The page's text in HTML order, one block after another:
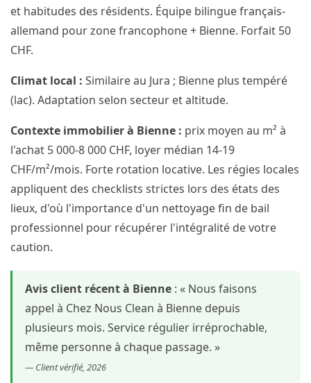
et habitudes des résidents. Équipe bilingue français-
allemand pour zone francophone + Bienne. Forfait 50
CHF.
Climat local : Similaire au Jura ; Bienne plus tempéré
(lac). Adaptation selon secteur et altitude.
Contexte immobilier à Bienne : prix moyen au m² à
l'achat 5 000-8 000 CHF, loyer médian 14-19
CHF/m²/mois. Forte rotation locative. Les régies locales
appliquent des checklists strictes lors des états des
lieux, d'où l'importance d'un nettoyage fin de bail
professionnel pour récupérer l'intégralité de votre
caution.
Avis client récent à Bienne : « Nous faisons
appel à Chez Nous Clean à Bienne depuis
plusieurs mois. Service régulier irréprochable,
même personne à chaque passage. »
— Client vérifié, 2026